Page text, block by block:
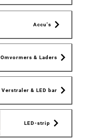
Accu's
Omvormers & Laders
Verstraler & LED bar
LED-strip